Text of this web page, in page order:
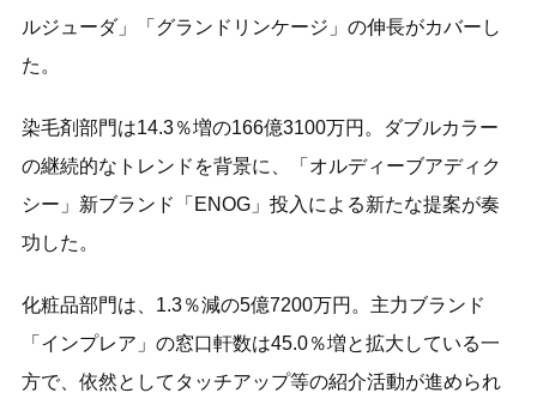
ルジューダ」「グランドリンケージ」の伸長がカバーし
た。
染毛剤部門は14.3％増の166億3100万円。ダブルカラー
の継続的なトレンドを背景に、「オルディーブアディク
シー」新ブランド「ENOG」投入による新たな提案が奏
功した。
化粧品部門は、1.3％減の5億7200万円。主力ブランド
「インプレア」の窓口軒数は45.0％増と拡大している一
方で、依然としてタッチアップ等の紹介活動が進められ